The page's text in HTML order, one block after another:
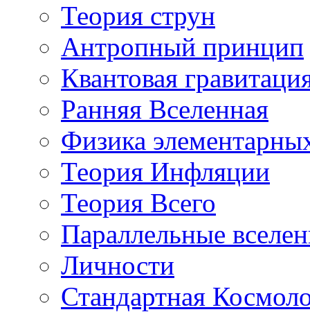
Теория струн
Антропный принцип
Квантовая
Ранняя Вселенная
Физика
Теория Инфляции
Теория Всего
Параллельные
Личности
Стандартная